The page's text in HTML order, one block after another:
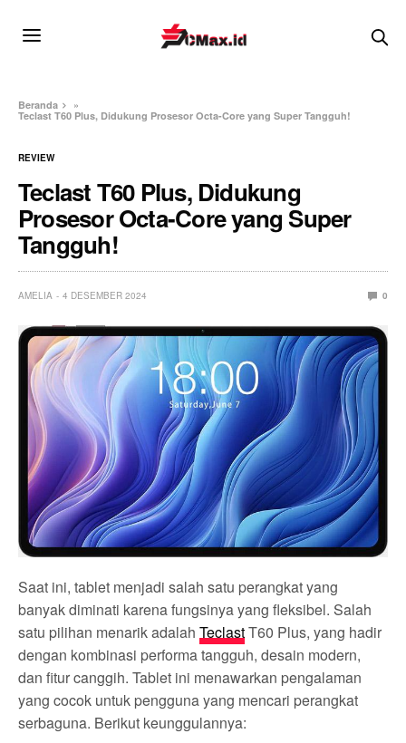
Beranda
»
Teclast T60 Plus, Didukung Prosesor Octa-Core yang Super Tangguh!
REVIEW
Teclast T60 Plus, Didukung
Prosesor Octa-Core yang Super
Tangguh!
AMELIA 4 DESEMBER 2024 0
Saat ini, tablet menjadi salah satu perangkat yang
banyak diminati karena fungsinya yang fleksibel. Salah
satu pilihan menarik adalahTeclastT60 Plus, yang hadir
dengan kombinasi performa tangguh, desain modern,
dan fitur canggih. Tablet ini menawarkan pengalaman
yang cocok untuk pengguna yang mencari perangkat
serbaguna. Berikut keunggulannya: